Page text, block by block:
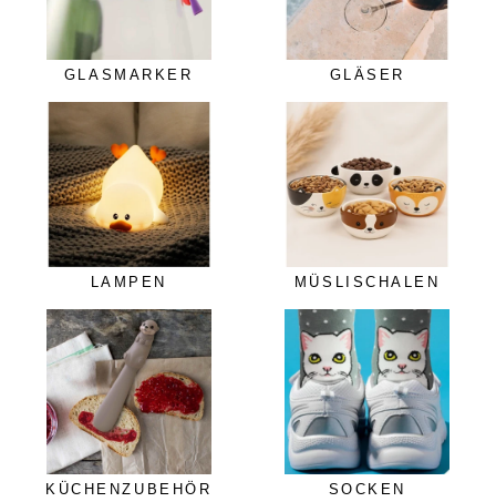
GLASMARKER GLÄSER
LAMPEN MÜSLISCHALEN
KÜCHENZUBEHÖR SOCKEN